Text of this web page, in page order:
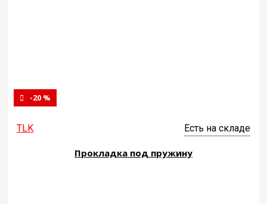
-20 %
TLK Есть на складе
Прокладка под пружину